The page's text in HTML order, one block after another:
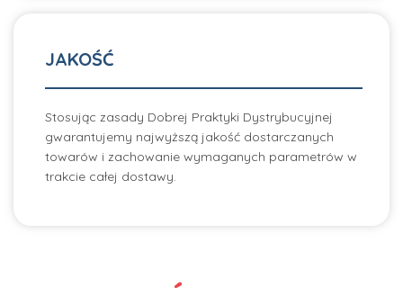
JAKOŚĆ
Stosując zasady Dobrej Praktyki Dystrybucyjnej
gwarantujemy najwyższą jakość dostarczanych
towarów i zachowanie wymaganych parametrów w
trakcie całej dostawy.